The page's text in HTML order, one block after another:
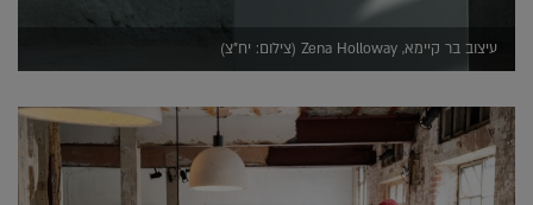
עיצוב בר קיימא, Zena Holloway (צילום: יח"צ)